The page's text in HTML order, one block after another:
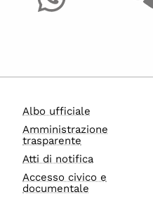
Albo ufficiale
Amministrazione
trasparente
Atti di notifica
Accesso civico e
documentale